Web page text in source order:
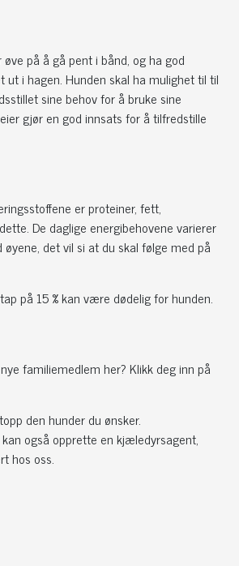
på å gå pent i bånd, og ha god
i hagen. Hunden skal ha mulighet til til
sine behov for å bruke sine
gjør en god innsats for å tilfredstille
er proteiner, fett,
De daglige energibehovene varierer
det vil si at du skal følge med på
på 15 % kan være dødelig for hunden.
familiemedlem her? Klikk deg inn på
den hunder du ønsker.
også opprette en kjæledyrsagent,
hos oss.